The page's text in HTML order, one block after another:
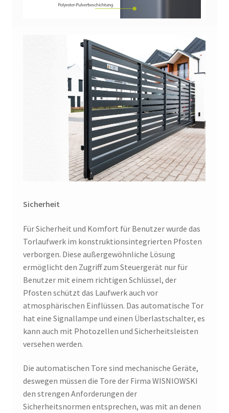
Sicherheit
Für Sicherheit und Komfort für Benutzer wurde das
Torlaufwerk im konstruktionsintegrierten Pfosten
verborgen. Diese außergewöhnliche Lösung
ermöglicht den Zugriff zum Steuergerät nur für
Benutzer mit einem richtigen Schlüssel, der
Pfosten schützt das Laufwerk auch vor
atmosphärischen Einflüssen. Das automatische Tor
hat eine Signallampe und einen Überlastschalter, es
kann auch mit Photozellen und Sicherheitsleisten
versehen werden.
Die automatischen Tore sind mechanische Geräte,
deswegen müssen die Tore der Firma WISNIOWSKI
den strengen Anforderungen der
Sicherheitsnormen entsprechen, was mit an denen